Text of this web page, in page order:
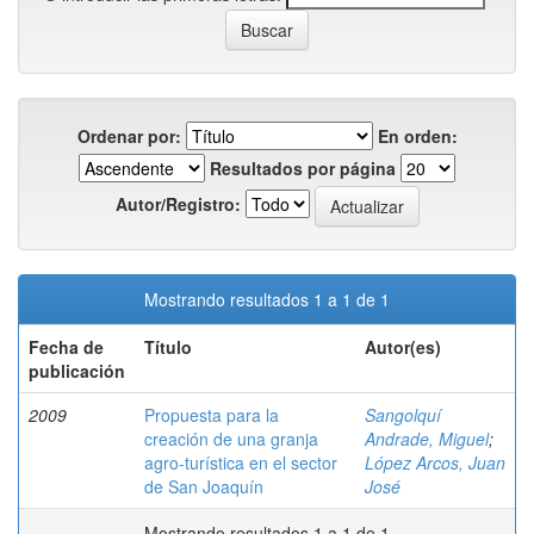
Ordenar por:
En orden:
Resultados por página
Autor/Registro:
Mostrando resultados 1 a 1 de 1
Fecha de
publicación
Título Autor(es)
2009
Propuesta para la
creación de una granja
agro-turística en el sector
de San Joaquín
Sangolquí
Andrade, Miguel;
López Arcos, Juan
José